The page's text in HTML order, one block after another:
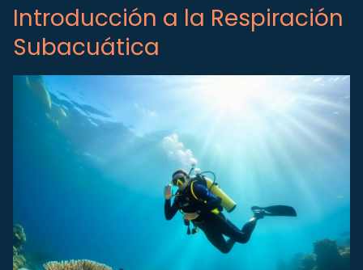
Introducción a la Respiración
Subacuática